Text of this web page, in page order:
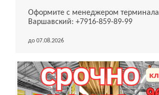
Оформите с менеджером терминала
Варшавский: +7916-859-89-99
до 07.08.2026